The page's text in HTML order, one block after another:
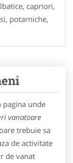
capriori,
potarniche,
pagina unde
vanatoare
trebuie sa
de activitate
de vanat